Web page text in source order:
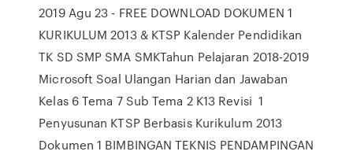
2019 Agu 23 - FREE DOWNLOAD DOKUMEN 1
KURIKULUM 2013 & KTSP Kalender Pendidikan
TK SD SMP SMA SMKTahun Pelajaran 2018-2019
Microsoft Soal Ulangan Harian dan Jawaban
Kelas 6 Tema 7 Sub Tema 2 K13 Revisi 1
Penyusunan KTSP Berbasis Kurikulum 2013
Dokumen 1 BIMBINGAN TEKNIS PENDAMPINGAN